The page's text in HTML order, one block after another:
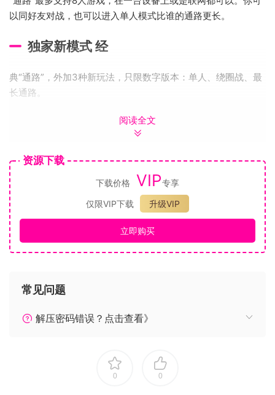
以同好友对战，也可以进入单人模式比谁的通路更长。
独家新模式 经
典“通路”，外加3种新玩法，只限数字版本：单人、绕圈战、最
长通路。
老少皆宜
阅读全文
资源下载
下载价格 VIP专享
仅限VIP下载
升级VIP
立即购买
常见问题
解压密码错误？点击查看》
0 0